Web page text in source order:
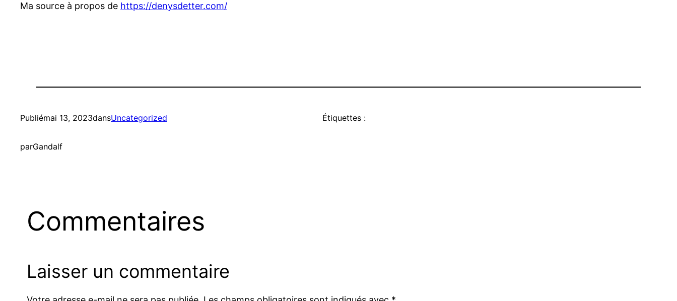
Ma source à propos de https://denysdetter.com/
Publiémai 13, 2023dansUncategorized
parGandalf
Étiquettes :
Commentaires
Laisser un commentaire